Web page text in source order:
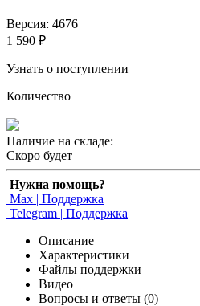
Версия: 4676
1 590 ₽
Узнать о поступлении
Количество
Наличие на складе:
Скоро будет
Нужна помощь?
Max | Поддержка
Telegram | Поддержка
Описание
Характеристики
Файлы поддержки
Видео
Вопросы и ответы (0)